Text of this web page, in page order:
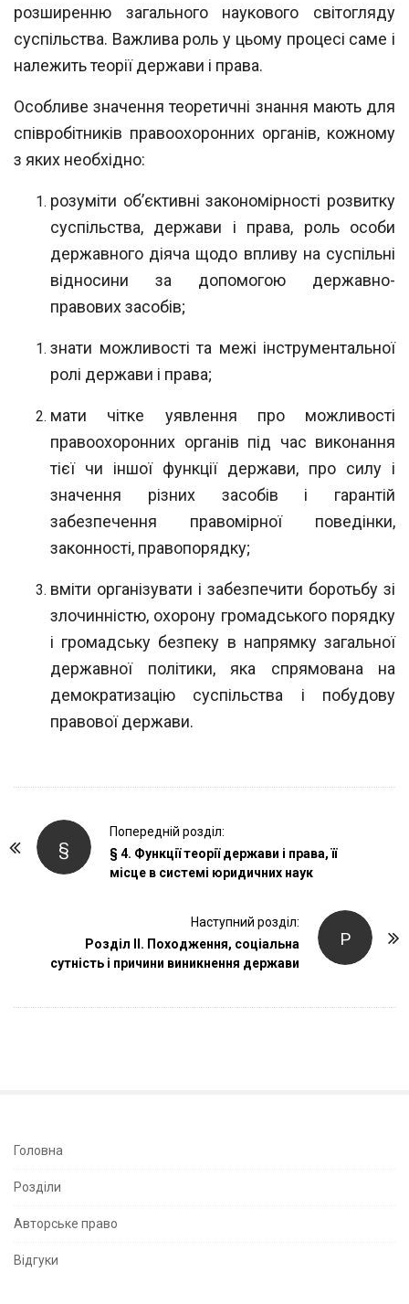
розширенню загального наукового світогляду
суспільства. Важлива роль у цьому процесі саме і
належить теоріїдержави і права.
Особливе значення теоретичні знання мають для
співробітників правоохоронних органів, кожному
з яких необхідно:
розуміти об’єктивні закономірності розвитку
суспільства, держави і права, роль особи
державного діяча щодо впливу на суспільні
відносини за допомогою державно-
правових засобів;
знати можливості та межі інструментальної
ролі держави і права;
мати чітке уявлення про можливості
правоохоронних органів під час виконання
тієї чи іншої функції держави, про силу і
значення різних засобів і гарантій
забезпечення правомірної поведінки,
законності, правопорядку;
вміти організувати і забезпечити боротьбу зі
злочинністю, охорону громадського порядку
і громадську безпеку в напрямку загальної
державної політики, яка спрямована на
демократизацію суспільства і побудову
правової держави.
§
Попередній розділ:
§ 4. Функції теорії держави і права, її
місце в системі юридичних наук
Р
Наступний розділ:
Розділ II. Походження, соціальна
сутність і причини виникнення держави
S
e
S
Головна
Розділи
Авторське право
Відгуки